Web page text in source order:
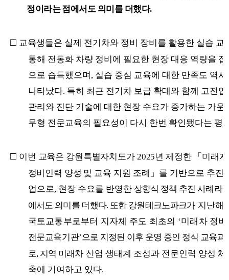
정이라는 점에서도 의미를 더했다.
□ 교육생들은 실제 전기차와 정비 장비를 활용한 실습 교
통해 전동화 차량 정비에 필요한 현장 대응 역량을 집
으로 습득했으며 , 실습 중심 교육에 대한 만족도 역시
나타났다. 특히 최근 전기차 보급 확대와 함께 고전압
관리와 진단 기술에 대한 현장 수요가 증가하는 가운
무형 전문교육의 필요성이 다시 한번 확인됐다는 평
□ 이번 교육은 강원특별자치도가 2025년 제정한 「 미래
정비인력 양성 및 교육 지원 조례 」 를 기반으로 추진
업으로, 현장 수요를 반영한 상향식 정책 추진 사례라
에서도 의미를 더했다. 또한 강원테크노파크가 지난해
국토교통부로부터 지자체 주도 최초의 ‘미래차 정
전문교육기관’으로 지정된 이후 운영 중인 정식 교육과
로, 지역 미래차 산업 생태계 조성과 전문인력 양성 체
축에 기여하고 있다.